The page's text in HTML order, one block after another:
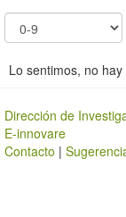
Lo sentimos, no
Dirección de
E-innovare
Contacto |